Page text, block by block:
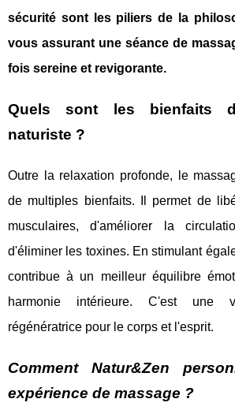
sécurité sont les piliers de la
vous assurant une séance de
fois sereine et revigorante.
Quels sont les bienfaits
naturiste ?
Outre la relaxation profonde, le
de multiples bienfaits. Il permet de
musculaires, d'améliorer la
d'éliminer les toxines. En stimulant
contribue à un meilleur équilibre
harmonie intérieure. C'est une
régénératrice pour le corps et l'esprit.
Comment Natur&Zen
expérience de massage ?